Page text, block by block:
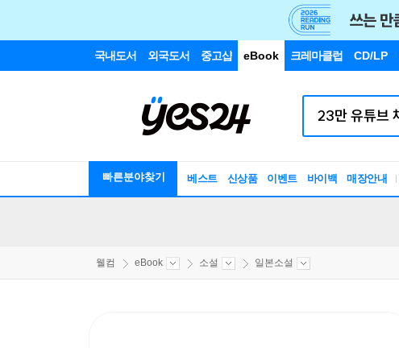
국내도서 외국도서 중고샵 eBook 크레마클럽 CD/LP
빠른분야찾기 베스트 신상품 이벤트 바이백 매장안내
웰컴 eBook 소설 일본소설